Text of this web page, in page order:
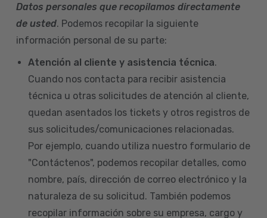
Datos personales que recopilamos directamente
de usted. Podemos recopilar la siguiente
información personal de su parte:
Atención al cliente y asistencia técnica.
Cuando nos contacta para recibir asistencia
técnica u otras solicitudes de atención al cliente,
quedan asentados los tickets y otros registros de
sus solicitudes/comunicaciones relacionadas.
Por ejemplo, cuando utiliza nuestro formulario de
"Contáctenos", podemos recopilar detalles, como
nombre, país, dirección de correo electrónico y la
naturaleza de su solicitud. También podemos
recopilar información sobre su empresa, cargo y